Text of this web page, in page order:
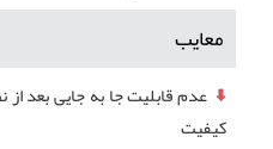
معایب
عدم قابلیت جا به جایی بعد
کیفیت